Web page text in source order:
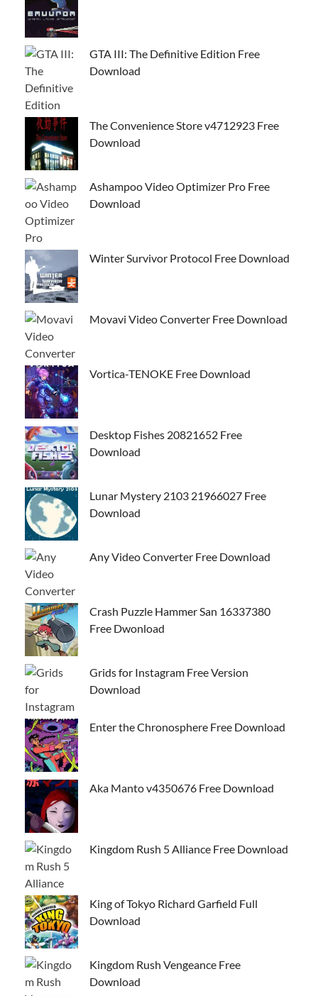
GTA III: The Definitive Edition Free
Download
The Convenience Store v4712923 Free
Download
Ashampoo Video Optimizer Pro Free
Download
Winter Survivor Protocol Free Download
Movavi Video Converter Free Download
Vortica-TENOKE Free Download
Desktop Fishes 20821652 Free
Download
Lunar Mystery 2103 21966027 Free
Download
Any Video Converter Free Download
Crash Puzzle Hammer San 16337380
Free Dwonload
Grids for Instagram Free Version
Download
Enter the Chronosphere Free Download
Aka Manto v4350676 Free Download
Kingdom Rush 5 Alliance Free Download
King of Tokyo Richard Garfield Full
Download
Kingdom Rush Vengeance Free
Download